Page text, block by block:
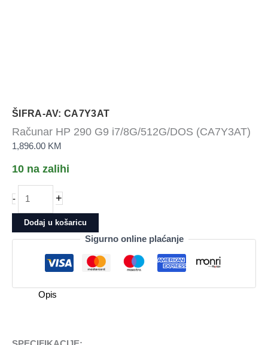
ŠIFRA-AV: CA7Y3AT
Računar HP 290 G9 i7/8G/512G/DOS (CA7Y3AT)
1,896.00 KM
10 na zalihi
-
HP
290
G9
(CA7Y3AT)
količina
+
Dodaj u košaricu
Sigurno online plaćanje
Opis